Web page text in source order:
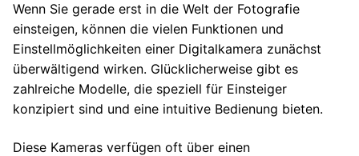
Wenn Sie gerade erst in die Welt der Fotografie
einsteigen, können die vielen Funktionen und
Einstellmöglichkeiten einer Digitalkamera zunächst
überwältigend wirken. Glücklicherweise gibt es
zahlreiche Modelle, die speziell für Einsteiger
konzipiert sind und eine intuitive Bedienung bieten.
Diese Kameras verfügen oft über einen